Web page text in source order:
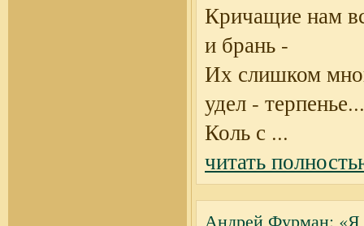
Кричащие нам
и брань -
Их слишком
удел - терпенье...
Коль с ...
читать
Андрей Фурман: «Я